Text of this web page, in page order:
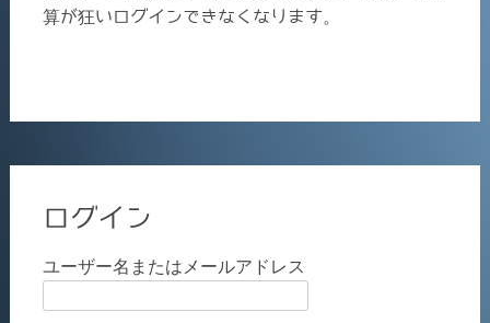
算が狂いログインできなくなります。
ログイン
ユーザー名またはメールアドレス